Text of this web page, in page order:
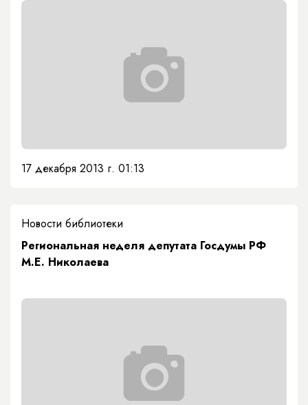
17 декабря 2013 г. 01:13
Новости библиотеки
Региональная неделя депутата Госдумы РФ
М.Е. Николаева